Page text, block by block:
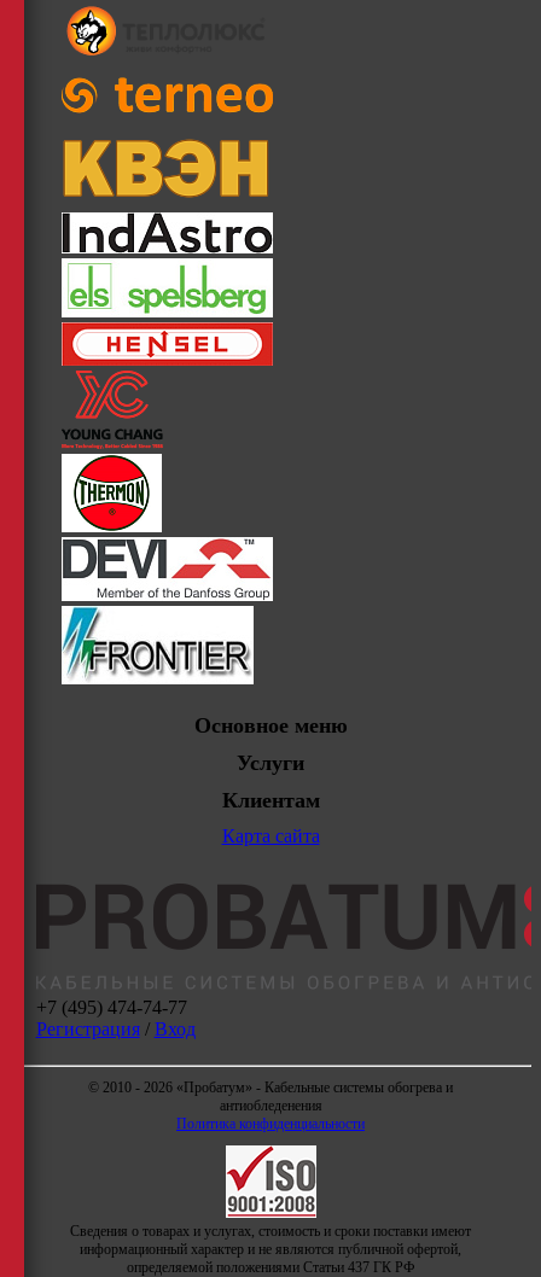
Основное меню
Услуги
Клиентам
Карта сайта
+7 (495) 474-74-77
Регистрация/ Вход
© 2010 - 2026 «Пробатум» - Кабельные системы обогрева и
антиобледенения
Политика конфиденциальности
Сведения о товарах и услугах, стоимость и сроки поставки имеют
информационный характер и не являются публичной офертой,
определяемой положениями Статьи 437 ГК РФ